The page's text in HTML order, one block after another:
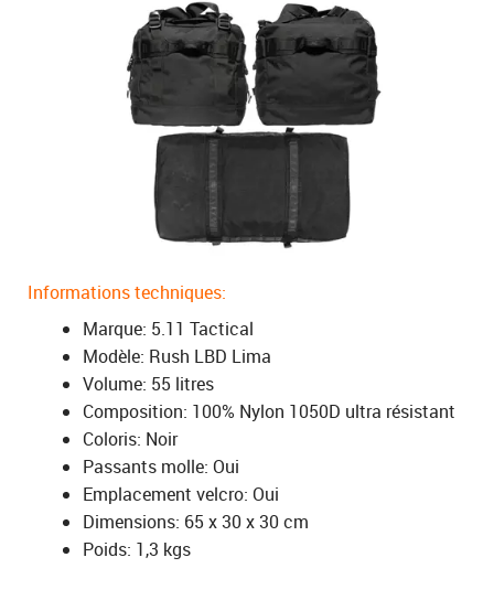
Informations techniques:
Marque: 5.11 Tactical
Modèle: Rush LBD Lima
Volume: 55 litres
Composition: 100% Nylon 1050D ultra résistant
Coloris: Noir
Passants molle: Oui
Emplacement velcro: Oui
Dimensions: 65 x 30 x 30 cm
Poids: 1,3 kgs